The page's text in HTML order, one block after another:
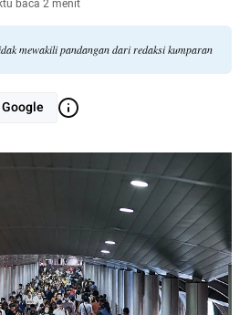
baca 2 menit
mewakili pandangan dari redaksi kumparan